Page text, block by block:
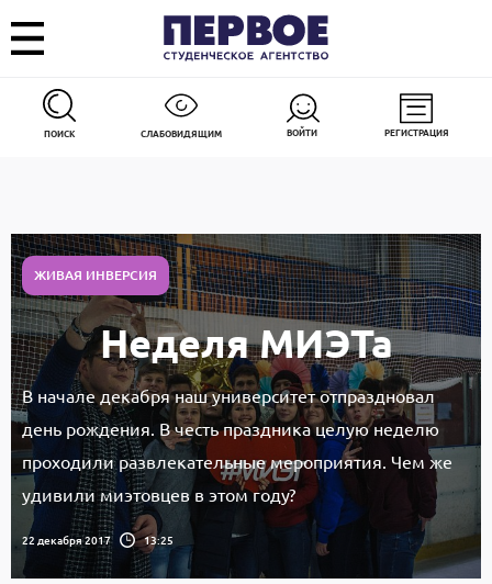
ПОИСК СЛАБОВИДЯЩИМ ВОЙТИ РЕГИСТРАЦИЯ
ЖИВАЯ ИНВЕРСИЯ
Неделя МИЭТа
В начале декабря наш университет отпраздновал
день рождения. В честь праздника целую неделю
проходили развлекательные мероприятия. Чем же
удивили миэтовцев в этом году?
22 декабря 2017 13:25